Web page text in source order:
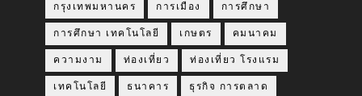
กรุงเทพมหานคร การเมือง การศึกษา
การศึกษา เทคโนโลยี เกษตร คมนาคม
ความงาม ท่องเที่ยว ท่องเที่ยว โรงแรม
เทคโนโลยี ธนาคาร ธุรกิจ การตลาด